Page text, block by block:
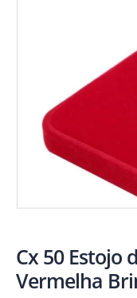
Cx 50 Estojo
Vermelha